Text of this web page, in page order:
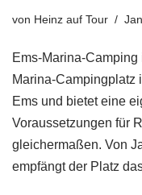
von Heinz auf Tour
Ems-Marina-
Marina-Campingplatz
Ems und bietet eine
Voraussetzungen für
gleichermaßen. Von
empfängt der Platz